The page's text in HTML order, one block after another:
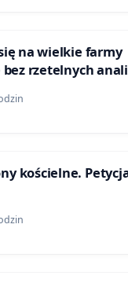
na wielkie farmy
rzetelnych
kościelne.